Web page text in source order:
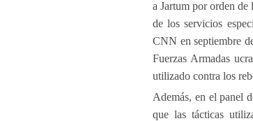
a Jartum por orden
de los servicios
CNN en septiembre
Fuerzas Armadas
utilizado contra los
Además, en el panel
que las tácticas